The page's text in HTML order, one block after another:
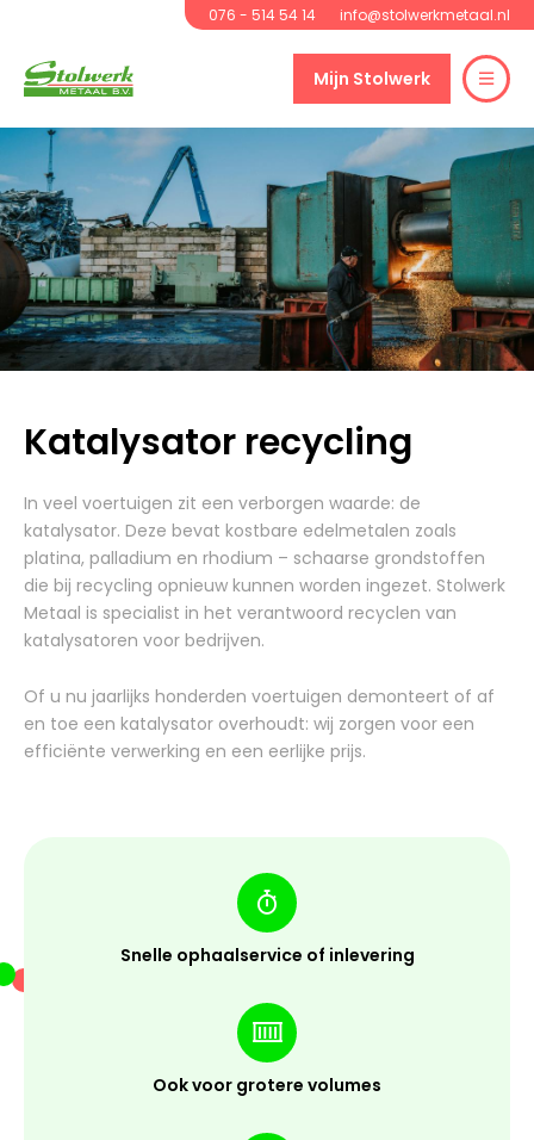
076 - 514 54 14 info@stolwerkmetaal.nl
Mijn Stolwerk
Katalysator recycling
In veel voertuigen zit een verborgen waarde: de
katalysator. Deze bevat kostbare edelmetalen zoals
platina, palladium en rhodium – schaarse grondstoffen
die bij recycling opnieuw kunnen worden ingezet. Stolwerk
Metaal is specialist in het verantwoord recyclen van
katalysatoren voor bedrijven.
Of u nu jaarlijks honderden voertuigen demonteert of af
en toe een katalysator overhoudt: wij zorgen voor een
efficiënte verwerking en een eerlijke prijs.
Snelle ophaalservice of inlevering
Ook voor grotere volumes